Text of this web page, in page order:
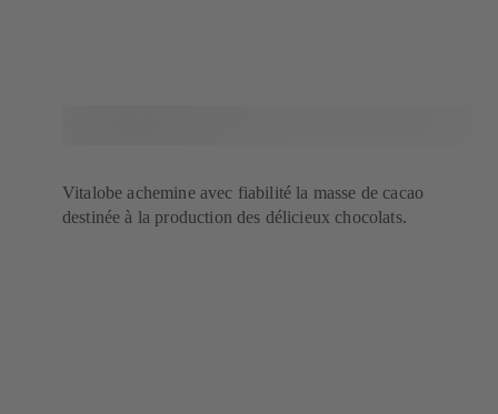
Vitalobe achemine avec fiabilité la masse de cacao
destinée à la production des délicieux chocolats.